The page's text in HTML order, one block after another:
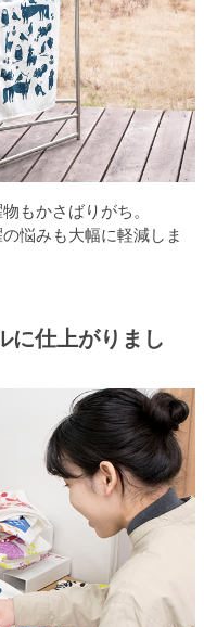
もかさばりがち。
悩みも大幅に軽減しま
に仕上がりまし